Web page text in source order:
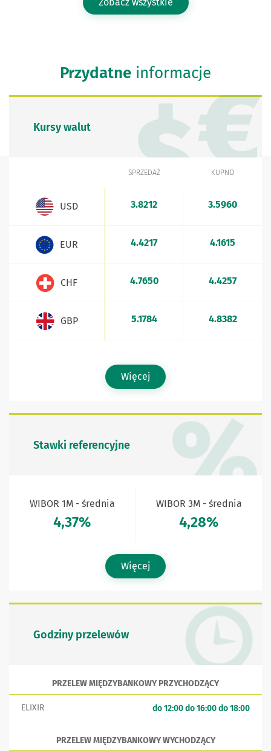
Przydatne informacje
Kursy walut
SPRZEDAŻ KUPNO
USD 3.8212 3.5960
EUR 4.4217 4.1615
CHF 4.7650 4.4257
GBP 5.1784 4.8382
Więcej
Stawki referencyjne
WIBOR 1M - średnia
4,37%
WIBOR 3M - średnia
4,28%
Więcej
Godziny przelewów
PRZELEW MIĘDZYBANKOWY PRZYCHODZĄCY
ELIXIR do 12:00 do 16:00 do 18:00
PRZELEW MIĘDZYBANKOWY WYCHODZĄCY